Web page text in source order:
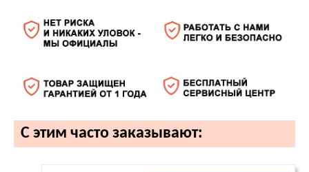
С этим часто заказывают: